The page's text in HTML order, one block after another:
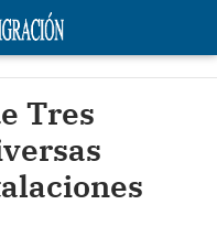
Tres